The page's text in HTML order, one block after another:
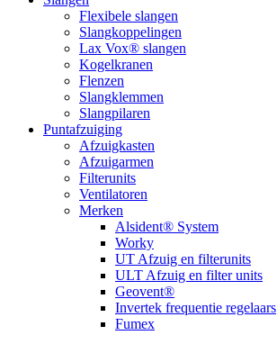
Flexibele slangen
Slangkoppelingen
Lax Vox® slangen
Kogelkranen
Flenzen
Slangklemmen
Slangpilaren
Puntafzuiging
Afzuigkasten
Afzuigarmen
Filterunits
Ventilatoren
Merken
Alsident® System
Worky
UT Afzuig en filterunits
ULT Afzuig en filter units
Geovent®
Invertek frequentie regelaars
Fumex